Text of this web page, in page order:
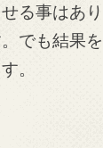
る事はあり
でも結果を
。